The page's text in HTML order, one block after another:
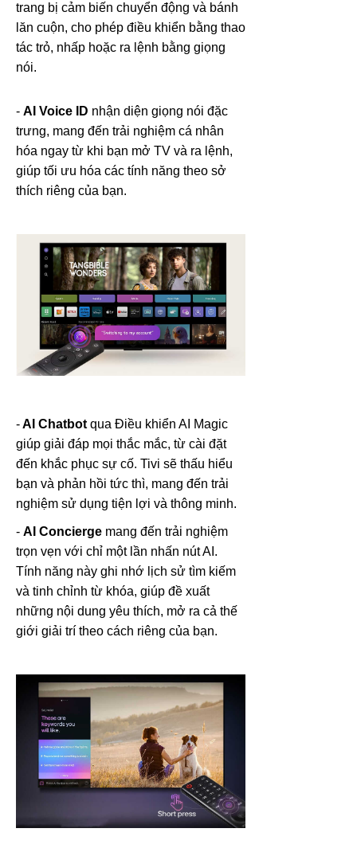
trang bị cảm biến chuyển động và bánh
lăn cuộn, cho phép điều khiển bằng thao
tác trỏ, nhấp hoặc ra lệnh bằng giọng
nói.
- AI Voice ID nhận diện giọng nói đặc
trưng, mang đến trải nghiệm cá nhân
hóa ngay từ khi bạn mở TV và ra lệnh,
giúp tối ưu hóa các tính năng theo sở
thích riêng của bạn.
-AI Chatbot qua Điều khiển AI Magic
giúp giải đáp mọi thắc mắc, từ cài đặt
đến khắc phục sự cố. Tivi sẽ thấu hiểu
bạn và phản hồi tức thì, mang đến trải
nghiệm sử dụng tiện lợi và thông minh.
- AI Concierge mang đến trải nghiệm
trọn vẹn với chỉ một lần nhấn nút AI.
Tính năng này ghi nhớ lịch sử tìm kiếm
và tinh chỉnh từ khóa, giúp đề xuất
những nội dung yêu thích, mở ra cả thế
giới giải trí theo cách riêng của bạn.